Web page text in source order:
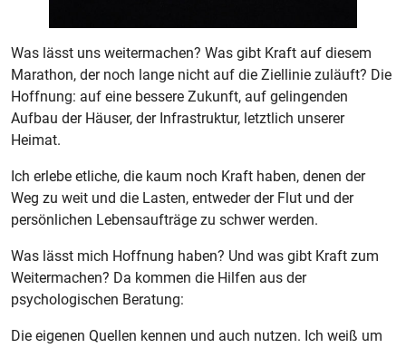
Was lässt uns weitermachen? Was gibt Kraft auf diesem
Marathon, der noch lange nicht auf die Ziellinie zuläuft? Die
Hoffnung: auf eine bessere Zukunft, auf gelingenden
Aufbau der Häuser, der Infrastruktur, letztlich unserer
Heimat.
Ich erlebe etliche, die kaum noch Kraft haben, denen der
Weg zu weit und die Lasten, entweder der Flut und der
persönlichen Lebensaufträge zu schwer werden.
Was lässt mich Hoffnung haben? Und was gibt Kraft zum
Weitermachen? Da kommen die Hilfen aus der
psychologischen Beratung:
Die eigenen Quellen kennen und auch nutzen. Ich weiß um